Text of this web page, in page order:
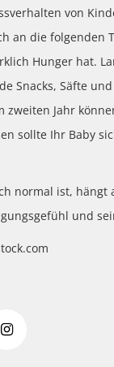
von
an die
Hunger hat.
Snacks, Säfte
zweiten Jahr
sollte Ihr Baby
normal ist, hängt
und